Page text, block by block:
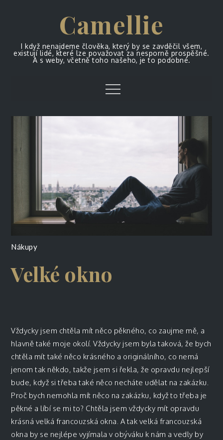
Camellie
I když nenajdeme člověka, který by se zavděčil všem,
existují lidé, které lze považovat za nesporně prospěšné.
A s weby, včetně toho našeho, je to podobné.
Menu
Nákupy
Velké okno
Vždycky jsem chtěla mít něco pěkného, co zaujme mě, a
hlavně také moje okolí. Vždycky jsem byla taková, že bych
chtěla mít také něco krásného a originálního, co nemá
jenom tak někdo, takže jsem si řekla, že opravdu nejlepší
bude, když si třeba také něco necháte udělat na zakázku.
Proč bych nemohla mít něco na zakázku, když to třeba je
pěkné a líbí se mi to? Chtěla jsem vždycky mít opravdu
krásná velká francouzská okna. A tak velká francouzská
okna by se nejlépe vyjímala v obýváku k nám a vedly by